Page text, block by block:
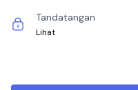
Tandatangan
Lihat